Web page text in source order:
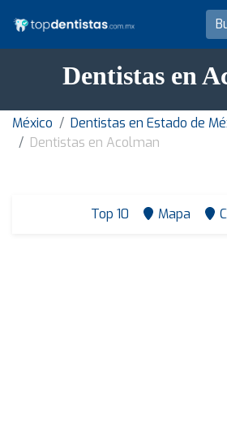
Dentistas en
México
Dentistas en Estado de
Dentistas en Acolman
Top 10 Mapa